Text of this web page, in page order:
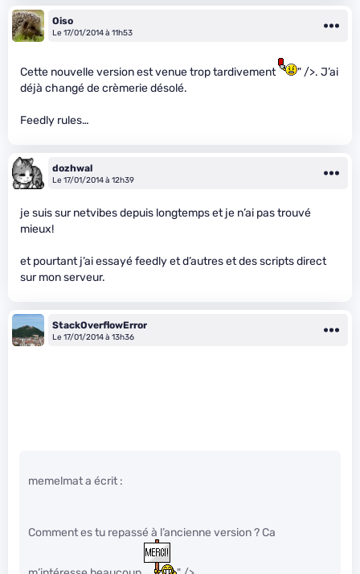
Oiso
Le 17/01/2014 à 11h53
Cette nouvelle version est venue trop tardivement
" />. J’ai
déjà changé de crèmerie désolé.
Feedly rules…
dozhwal
Le 17/01/2014 à 12h39
je suis sur netvibes depuis longtemps et je n’ai pas trouvé
mieux!
et pourtant j’ai essayé feedly et d’autres et des scripts direct
sur mon serveur.
StackOverflowError
Le 17/01/2014 à 13h36
memelmat a écrit :
Comment es tu repassé à l’ancienne version ? Ca